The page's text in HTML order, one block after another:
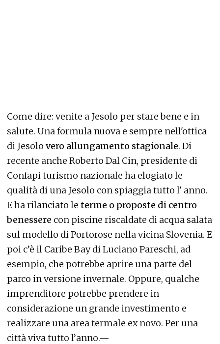
Come dire: venite a Jesolo per stare bene e in
salute. Una formula nuova e sempre nell'ottica
di Jesolo vero allungamento stagionale. Di
recente anche Roberto Dal Cin, presidente di
Confapi turismo nazionale ha elogiato le
qualità di una Jesolo con spiaggia tutto l' anno.
E ha rilanciato le terme o proposte di centro
benessere con piscine riscaldate di acqua salata
sul modello di Portorose nella vicina Slovenia. E
poi c’è il Caribe Bay di Luciano Pareschi, ad
esempio, che potrebbe aprire una parte del
parco in versione invernale. Oppure, qualche
imprenditore potrebbe prendere in
considerazione un grande investimento e
realizzare una area termale ex novo. Per una
città viva tutto l’anno.—